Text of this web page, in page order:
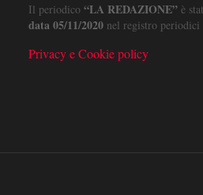
Il periodico “LA REDAZIONE”è
data 05/11/2020nel registro periodici
Privacy e Cookie policy